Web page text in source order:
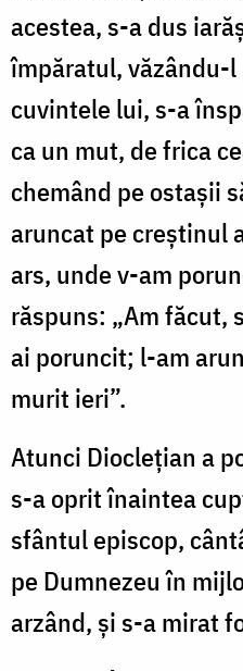
acestea, s-a dus
împăratul, văzându-
cuvintele lui, s-a
ca un mut, de frica
chemând pe ostașii
aruncat pe creștinul
ars, unde v-am
răspuns: „Am făcut,
ai poruncit; l-am
murit ieri”.
Atunci Dioclețian a
s-a oprit înaintea
sfântul episcop,
pe Dumnezeu în
arzând, și s-a mirat